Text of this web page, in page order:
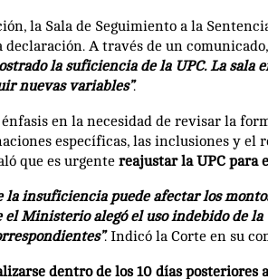
la Sala de Seguimiento a la
declaración. A través de un
la suficiencia de la UPC. La sala
nuevas variables”.
énfasis en la necesidad de revisar la
específicas, las inclusiones y el
que es urgente reajustar la UPC para
la insuficiencia puede afectar los
el Ministerio alegó el uso indebido de
. Indicó la Corte en su
dentro de los 10 días posteriores